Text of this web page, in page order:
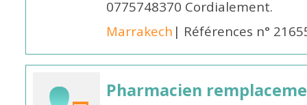
0775748370 Cordialement.
Marrakech | Références n°
Pharmacien